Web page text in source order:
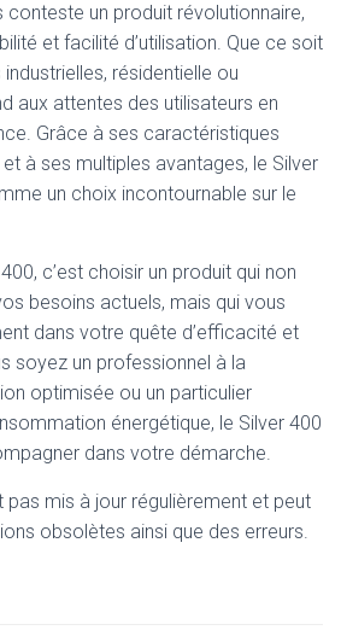
conteste un produit révolutionnaire,
et facilité d’utilisation. Que ce soit
résidentielle ou
aux attentes des utilisateurs en
Grâce à ses caractéristiques
à ses multiples avantages, le Silver
un choix incontournable sur le
c’est choisir un produit qui non
besoins actuels, mais qui vous
dans votre quête d’efficacité et
soyez un professionnel à la
optimisée ou un particulier
énergétique, le Silver 400
dans votre démarche.
pas mis à jour régulièrement et peut
obsolètes ainsi que des erreurs.